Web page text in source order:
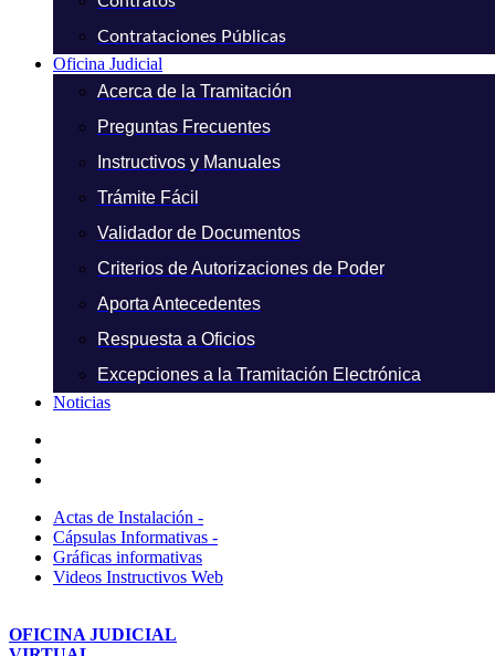
Contrataciones Públicas
Oficina Judicial
Acerca de la Tramitación
Preguntas Frecuentes
Instructivos y Manuales
Trámite Fácil
Validador de Documentos
Criterios de Autorizaciones de Poder
Aporta Antecedentes
Respuesta a Oficios
Excepciones a la Tramitación Electrónica
Noticias
Actas de Instalación -
Cápsulas Informativas -
Gráficas informativas
Videos Instructivos Web
OFICINA JUDICIAL